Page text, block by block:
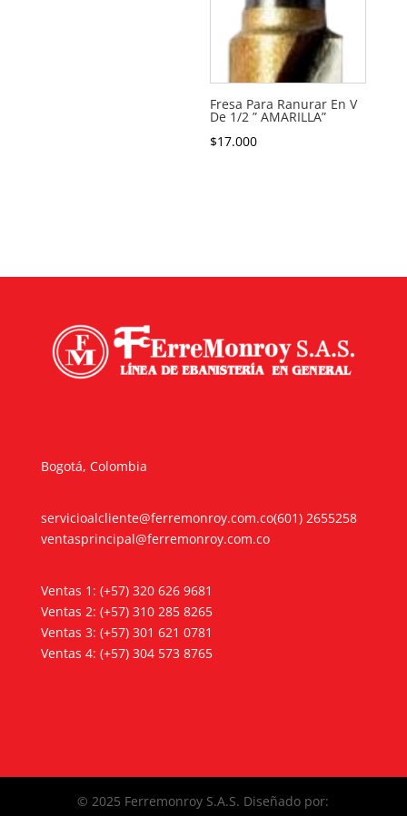
Fresa Para Ranurar En V
De 1/2 ” AMARILLA”
$17.000
Bogotá, Colombia
servicioalcliente@ferremonroy.com.co
ventasprincipal@ferremonroy.com.co
(601) 2655258
Ventas 1: (+57) 320 626 9681
Ventas 2: (+57) 310 285 8265
Ventas 3: (+57) 301 621 0781
Ventas 4: (+57) 304 573 8765
© 2025 Ferremonroy S.A.S. Diseñado por: